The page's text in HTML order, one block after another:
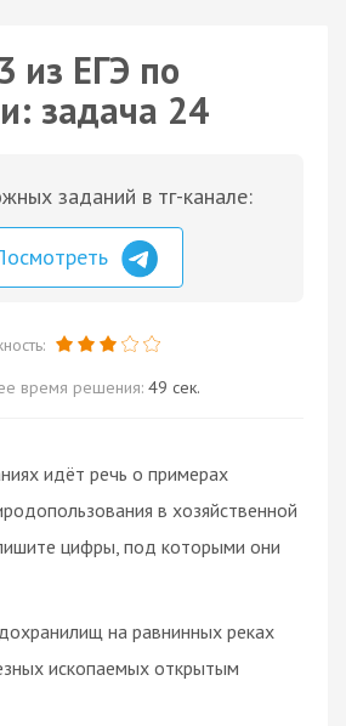
из ЕГЭ по
задача 24
заданий в тг-канале:
время решения: 49 сек.
идёт речь о примерах
в хозяйственной
цифры, под которыми они
на равнинных реках
ископаемых открытым